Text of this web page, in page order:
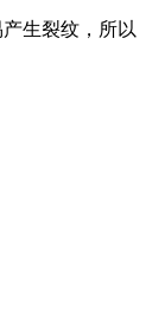
生裂纹，所以